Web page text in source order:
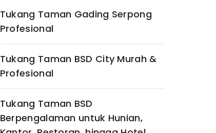
Tukang Taman Gading Serpong
Profesional
Tukang Taman BSD City Murah &
Profesional
Tukang Taman BSD
Berpengalaman untuk Hunian,